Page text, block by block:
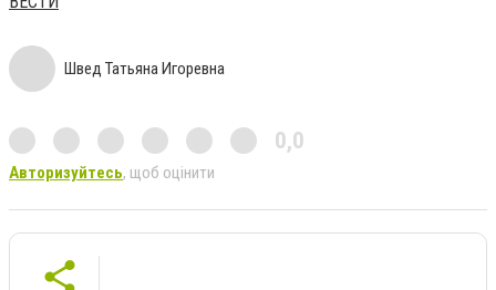
Швед Татьяна Игоревна
0,0
Авторизуйтесь, щоб оцінити